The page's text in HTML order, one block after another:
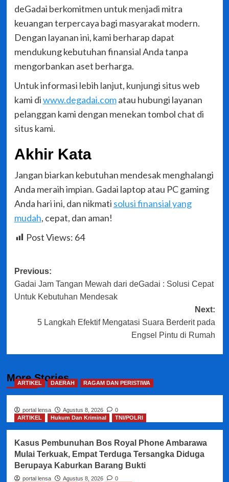
deGadai berkomitmen untuk menjadi mitra
keuangan terpercaya bagi masyarakat modern.
Dengan layanan ini, kami berharap dapat
mendukung kebutuhan finansial Anda tanpa
mengorbankan aset berharga.
Untuk informasi lebih lanjut, kunjungi situs web
kami diwww.degadai.comatau hubungi layanan
pelanggan kami dengan menekan tombol chat di
situs kami.
Akhir Kata
Jangan biarkan kebutuhan mendesak menghalangi
Anda meraih impian. Gadai laptop atau PC gaming
Anda hari ini, dan nikmati solusi finansial yang
mudah, cepat, dan aman!
Post Views: 64
Post
navigation
Previous:
Gadai Jam Tangan Mewah dari deGadai : Solusi Cepat
Untuk Kebutuhan Mendesak
Next:
5 Langkah Efektif Mengatasi Suara Berderit pada
Engsel Pintu di Rumah
More Stories
ARTIKEL DAERAH RAGAM DAN PERISTIWA
portal lensa Agustus 8, 2026
0
ARTIKEL
Hukum Dan Kriminal TNI/POLRI
Kasus Pembunuhan Bos Royal Phone Ambarawa
Mulai Terkuak, Empat Terduga Tersangka Diduga
Berupaya Kaburkan Barang Bukti
portal lensa Agustus 8, 2026
0